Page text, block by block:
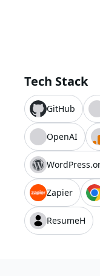
Tech Stack
GitHub
OpenAI
Zapier
ResumeH